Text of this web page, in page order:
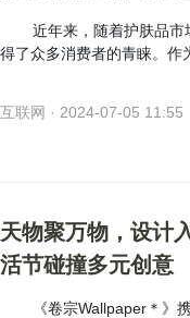
近年来，随着护肤品
得了众多消费者的青睐。作
互联网 · 2024-07-05 11:55
天物聚万物，设计
活节碰撞多元创意
《卷宗Wallpaper＊》